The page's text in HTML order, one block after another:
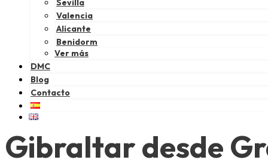
Sevilla
Valencia
Alicante
Benidorm
Ver más
DMC
Blog
Contacto
Gibraltar desde